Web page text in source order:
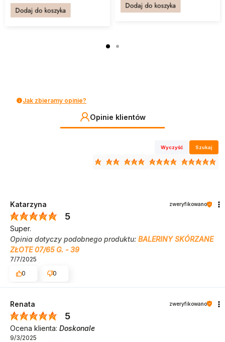
Dodaj do koszyka
Dodaj do koszyka
Jak zbieramy opinie?
Opinie klientów
Wyczyść Szukaj
Katarzyna zweryfikowano
5
Super.
Opinia dotyczy podobnego produktu: BALERINY SKÓRZANE
ZŁOTE 07/65 G. - 39
7/7/2025
0
0
Renata zweryfikowano
5
Ocena klienta: Doskonale
9/3/2025